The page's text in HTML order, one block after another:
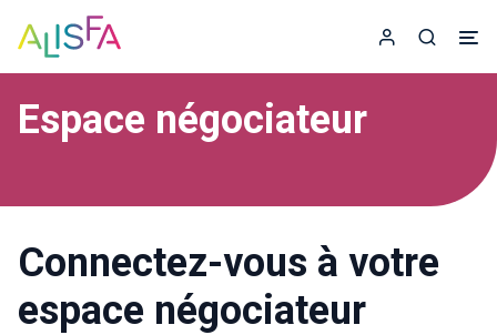
Accueil
Espace
Espace négociateur
Connectez-vous à votre
espace négociateur